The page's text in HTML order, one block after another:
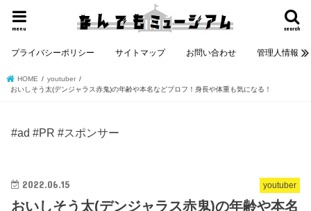
search
menu
プライバシーポリシー サイトマップ お問い合わせ 管理人情報
HOME
youtuber
おいしそう太(デンジャラス赤鬼)の年齢や本名などプロフ！身長や体重も気になる！
#ad #PR #スポンサー
youtuber
2022.06.15
おいしそう太(デンジャラス赤鬼)の年齢や本名